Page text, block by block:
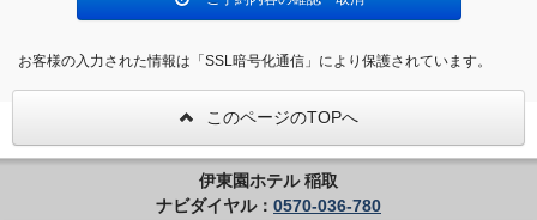
お客様の入力された情報は「SSL暗号化通信」により保護されています。
このページのTOPへ
伊東園ホテル 稲取
ナビダイヤル： 0570-036-780